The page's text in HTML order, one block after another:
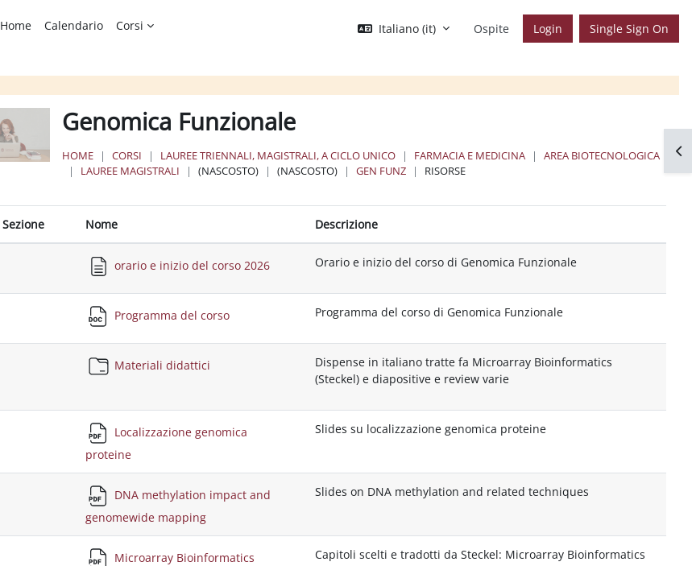
Home
Calendario Corsi Italiano ‎(it)‎ Ospite Login Single Sign On
Genomica Funzionale
HOME CORSI LAUREE TRIENNALI, MAGISTRALI, A CICLO UNICO FARMACIA E MEDICINA
AREA BIOTECNOLOGICA
LAUREE MAGISTRALI
(NASCOSTO) (NASCOSTO) GEN FUNZ RISORSE
Sezione Nome Descrizione
orario e inizio del corso 2026 Orario e inizio del corso di Genomica Funzionale
Programma del corso Programma del corso di Genomica Funzionale
Materiali didattici
Dispense in italiano tratte fa Microarray Bioinformatics
(Steckel) e diapositive e review varie
Localizzazione genomica
proteine
Slides su localizzazione genomica proteine
DNA methylation impact and
genomewide mapping
Slides on DNA methylation and related techniques
Microarray Bioinformatics Capitoli scelti e tradotti da Steckel: Microarray Bioinformatics